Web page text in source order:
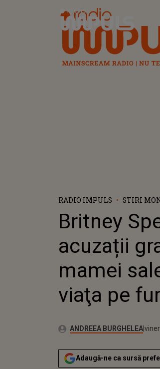
Radio Impuls
RADIO IMPULS STIRI
Britney
acuzații
mamei
viaţa pe
Autor:ANDREEA BURGHELEAjoi,
Adaugă-ne ca sursă